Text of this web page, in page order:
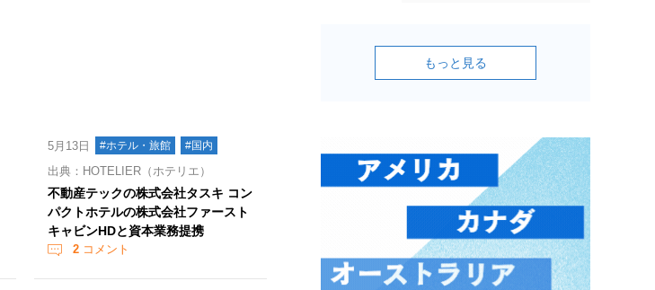
5月13日 #ホテル・旅館 #国内
出典：HOTELIER（ホテリエ）
不動産テックの株式会社タスキ コン
パクトホテルの株式会社ファースト
キャビンHDと資本業務提携
2 コメント
もっと見る